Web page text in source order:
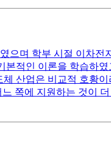
으며 학부 시절 이차전
적인 이론을 학습하였
산업은 비교적 호황이
쪽에 지원하는 것이